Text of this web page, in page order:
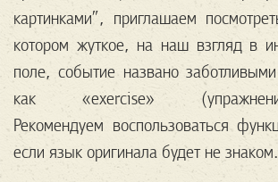
картинками”, приглашаем
котором жуткое, на наш взгляд в
поле, событие названо
как «exercise» (упражнение/
Рекомендуем воспользоваться
если язык оригинала будет не знаком.